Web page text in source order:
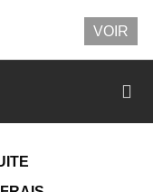
VOIR